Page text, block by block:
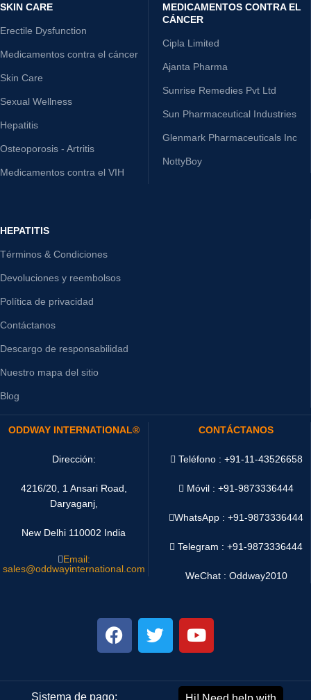
SKIN CARE
Erectile Dysfunction
Medicamentos contra el cáncer
Skin Care
Sexual Wellness
Hepatitis
Osteoporosis - Artritis
Medicamentos contra el VIH
MEDICAMENTOS CONTRA EL
CÁNCER
Cipla Limited
Ajanta Pharma
Sunrise Remedies Pvt Ltd
Sun Pharmaceutical Industries
Glenmark Pharmaceuticals Inc
NottyBoy
HEPATITIS
Términos & Condiciones
Devoluciones y reembolsos
Política de privacidad
Contáctanos
Descargo de responsabilidad
Nuestro mapa del sitio
Blog
ODDWAY INTERNATIONAL®
Dirección:
4216/20, 1 Ansari Road,
Daryaganj,
New Delhi 110002 India
Email:
sales@oddwayinternational.com
CONTÁCTANOS
Teléfono : +91-11-43526658
Móvil : +91-9873336444
WhatsApp :+91-9873336444
Telegram : +91-9873336444
WeChat : Oddway2010
Sistema de pago: Sistema de envío: